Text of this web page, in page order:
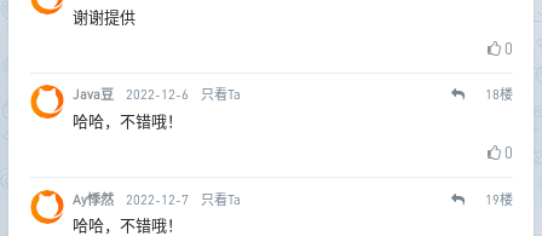
谢谢提供
0
Java豆 2022-12-6 只看Ta 18楼
哈哈，不错哦！
0
Ay悸然 2022-12-7 只看Ta 19楼
哈哈，不错哦！